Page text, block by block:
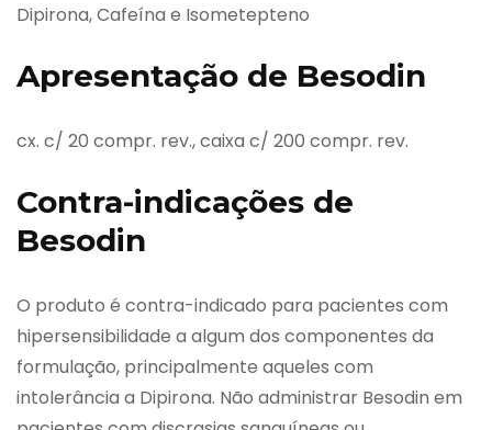
Dipirona, Cafeína e Isometepteno
Apresentação de Besodin
cx. c/ 20 compr. rev., caixa c/ 200 compr. rev.
Contra-indicações de
Besodin
O produto é contra-indicado para pacientes com
hipersensibilidade a algum dos componentes da
formulação, principalmente aqueles com
intolerância a Dipirona. Não administrar Besodin em